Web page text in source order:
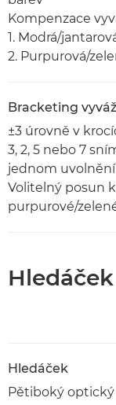
Kompenzace
1. Modrá/
2. Purpurová/
Bracketing
±3 úrovně v
3, 2, 5 nebo 7
jednom
Volitelný posun
purpurové/
Hledáček
Hledáček
Pětiboký optický